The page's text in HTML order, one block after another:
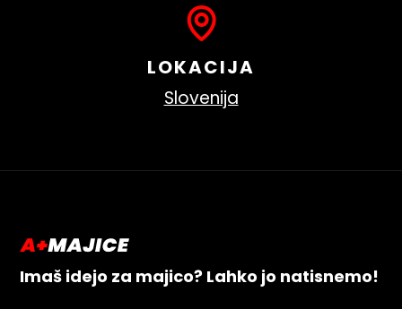
LOKACIJA
Slovenija
Imaš idejo za majico? Lahko jo natisnemo!